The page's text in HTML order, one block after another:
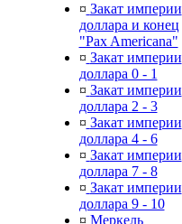
¤ Закат империи
доллара и конец
"Pax Americana"
¤ Закат империи
доллара 0 - 1
¤ Закат империи
доллара 2 - 3
¤ Закат империи
доллара 4 - 6
¤ Закат империи
доллара 7 - 8
¤ Закат империи
доллара 9 - 10
¤ Меркель